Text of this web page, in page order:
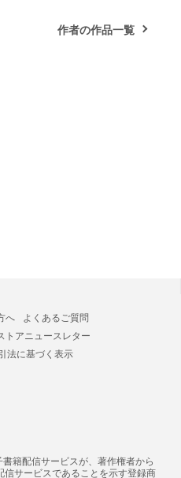
作者の作品一覧
へ
よくあるご質問
トアニュースレター
法に基づく表示
籍配信サービスが、著作権者から
信サービスであることを示す登録商